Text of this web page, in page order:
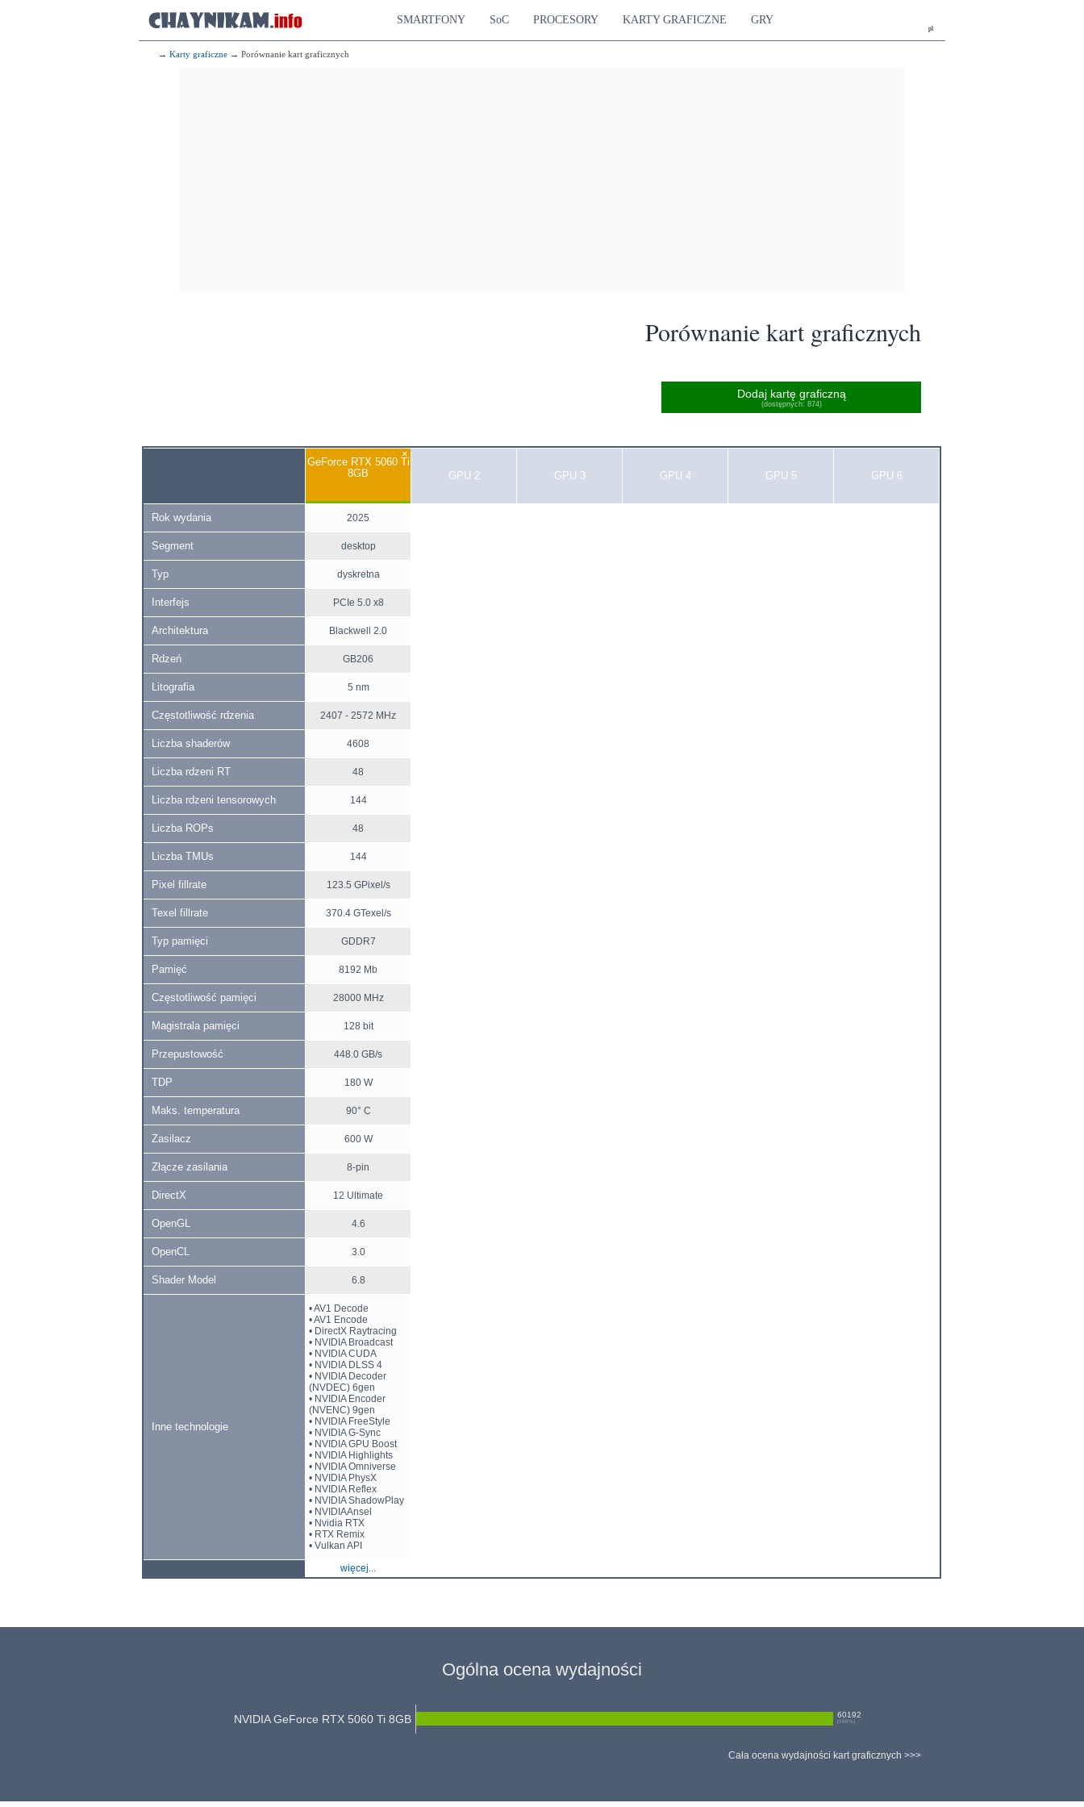
pl
SMARTFONY SoC PROCESORY KARTY GRAFICZNE GRY
→ Karty graficzne → Porównanie kart graficznych
Porównanie kart graficznych
Dodaj kartę graficzną
(dostępnych: 874)
×
GeForce RTX 5060 Ti
8GB
GPU 2 GPU 3 GPU 4 GPU 5 GPU 6
Rok wydania 2025
Segment desktop
Typ dyskretna
Interfejs PCIe 5.0 x8
Architektura Blackwell 2.0
Rdzeń GB206
Litografia 5 nm
Częstotliwość rdzenia 2407 - 2572 MHz
Liczba shaderów 4608
Liczba rdzeni RT 48
Liczba rdzeni tensorowych 144
Liczba ROPs 48
Liczba TMUs 144
Pixel fillrate 123.5 GPixel/s
Texel fillrate 370.4 GTexel/s
Typ pamięci GDDR7
Pamięć 8192 Mb
Częstotliwość pamięci 28000 MHz
Magistrala pamięci 128 bit
Przepustowość 448.0 GB/s
TDP 180 W
Maks. temperatura 90° C
Zasilacz 600 W
Złącze zasilania 8-pin
DirectX 12 Ultimate
OpenGL 4.6
OpenCL 3.0
Shader Model 6.8
Inne technologie
• AV1 Decode
• AV1 Encode
• DirectX Raytracing
• NVIDIA Broadcast
• NVIDIA CUDA
• NVIDIA DLSS 4
• NVIDIA Decoder
(NVDEC) 6gen
• NVIDIA Encoder
(NVENC) 9gen
• NVIDIA FreeStyle
• NVIDIA G-Sync
• NVIDIA GPU Boost
• NVIDIA Highlights
• NVIDIA Omniverse
• NVIDIA PhysX
• NVIDIA Reflex
• NVIDIA ShadowPlay
• NVIDIAAnsel
• Nvidia RTX
• RTX Remix
• Vulkan API
więcej...
Ogólna ocena wydajności
NVIDIA GeForce RTX 5060 Ti 8GB 60192
(100 %)
Cała ocena wydajności kart graficznych >>>